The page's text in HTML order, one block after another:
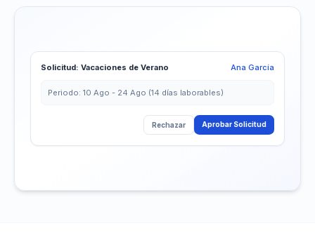
Solicitud: Vacaciones de Verano Ana García
Periodo: 10 Ago - 24 Ago (14 días laborables)
Rechazar Aprobar Solicitud